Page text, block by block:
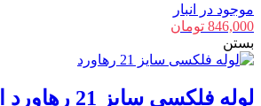
موجود در انبار
846,000 تومان
بستن
لوله فلکسی سایز 21 رهاورد ایران